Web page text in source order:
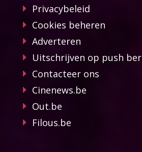
Privacybeleid
Cookies beheren
Adverteren
Uitschrijven op push
Contacteer ons
Cinenews.be
Out.be
Filous.be